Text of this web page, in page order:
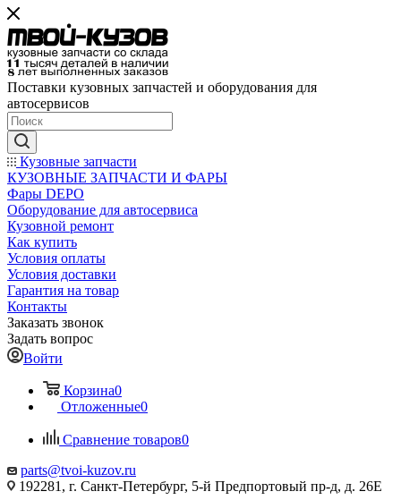
Поставки кузовных запчастей и оборудования для
автосервисов
Кузовные запчасти
КУЗОВНЫЕ ЗАПЧАСТИ И ФАРЫ
Фары DEPO
Оборудование для автосервиса
Кузовной ремонт
Как купить
Условия оплаты
Условия доставки
Гарантия на товар
Контакты
Заказать звонок
Задать вопрос
Войти
Корзина0
Отложенные0
Сравнение товаров0
parts@tvoi-kuzov.ru
192281, г. Санкт-Петербург, 5-й Предпортовый пр-д, д. 26Е